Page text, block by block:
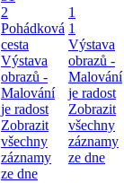
2
Pohádková
cesta
Výstava
obrazů -
Malování
je radost
Zobrazit
všechny
záznamy
ze dne
1
1
Výstava
obrazů -
Malování
je radost
Zobrazit
všechny
záznamy
ze dne